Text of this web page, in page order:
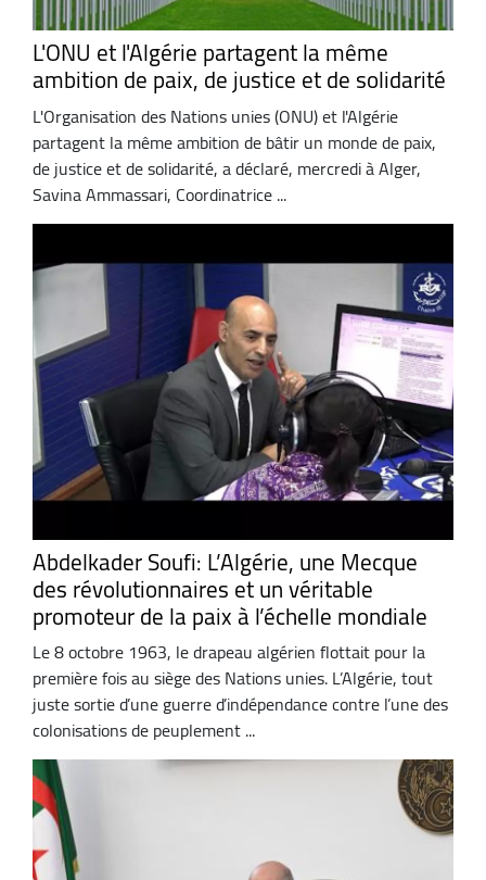
L'ONU et l'Algérie partagent la même
ambition de paix, de justice et de solidarité
L'Organisation des Nations unies (ONU) et l'Algérie
partagent la même ambition de bâtir un monde de paix,
de justice et de solidarité, a déclaré, mercredi à Alger,
Savina Ammassari, Coordinatrice ...
Abdelkader Soufi: L’Algérie, une Mecque
des révolutionnaires et un véritable
promoteur de la paix à l’échelle mondiale
Le 8 octobre 1963, le drapeau algérien flottait pour la
première fois au siège des Nations unies. L’Algérie, tout
juste sortie d’une guerre d’indépendance contre l’une des
colonisations de peuplement ...